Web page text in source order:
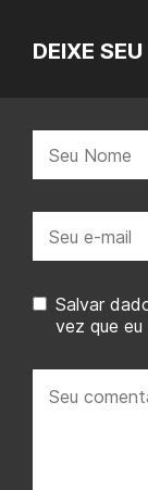
DEIXE
mail:
Salvar
vez que
comentário: